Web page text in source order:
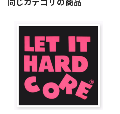
同じカテゴリの商品